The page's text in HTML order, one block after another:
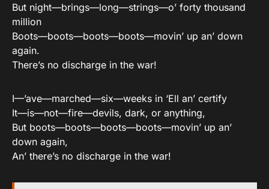
But night—brings—long—strings—o’ forty thousand
million
Boots—boots—boots—boots—movin’ up an’ down
again.
There’s no discharge in the war!
I—’ave—marched—six—weeks in ‘Ell an’ certify
It—is—not—fire—devils, dark, or anything,
But boots—boots—boots—boots—movin’ up an’
down again,
An’ there’s no discharge in the war!